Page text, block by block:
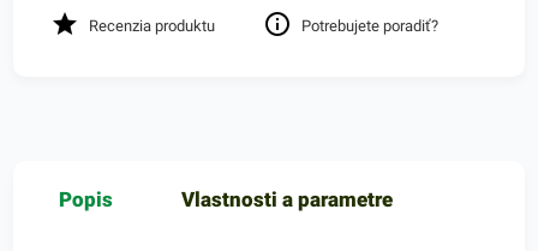
Recenzia produktu Potrebujete poradiť?
Popis Vlastnosti a parametre